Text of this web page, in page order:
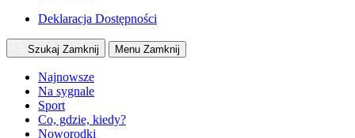
Deklaracja Dostępności
Szukaj Zamknij Menu Zamknij
Najnowsze
Na sygnale
Sport
Co, gdzie, kiedy?
Noworodki